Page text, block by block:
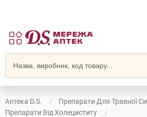
Аптека D.S.
Препарати Для Травної
Препарати Від Холециститу